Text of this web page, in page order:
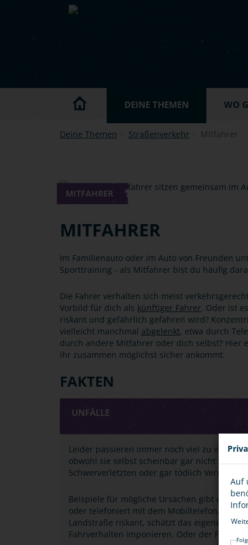
Skip to main content
DEINE THEMEN WO
Deine Themen Straßenverkehr Mitfahrer
MITFAHRER
MITFAHRER
Im Familienauto oder im Auto von Freunden
Sporttraining - als Mitfahrer bist du häufig
Die Fahrer verhalten sich meist
Vorbild für dich als künftiger Fahrer. Oder ist
riskant und gefährlich gefahren wird?
vielleicht manchmal abgelenkt, etwa durch
durch andere Mitfahrer oder dich selbst? Hier
ihr zusammen möglichst sicher ankommt.
FAKTEN
UNFÄLLE
Leider passieren immer noch viel zu viele
obwohl sie selbst scheinbar gar nicht dafür
Schwerverletzten oder gar tödlich
Beispiele für mögliche Ursachen gibt es
oder telefoniert mit dem Mobiltelefon, er
Landstraße riskant, schätzt das eigene
Fahrverhalten imponieren. Oder der Fahrer
Auf